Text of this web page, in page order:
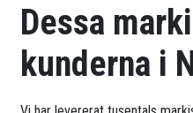
Dessa
kunderna i